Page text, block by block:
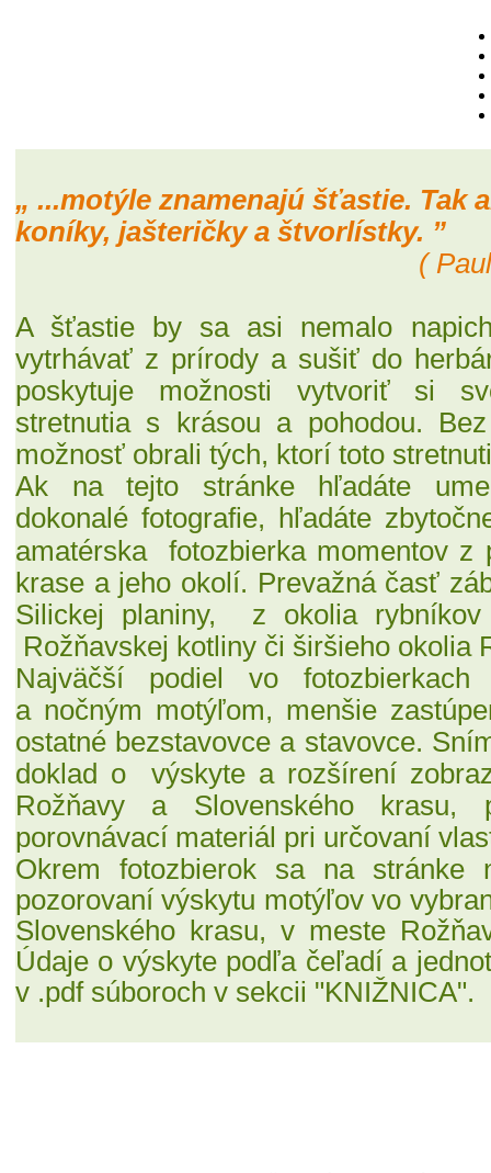
„ ...motýle znamenajú šťastie. Tak
koníky, jašteričky a štvorlístky. ”
(
A šťastie by sa asi nemalo
vytrhávať z prírody a sušiť do
poskytuje možnosti vytvoriť si
stretnutia s krásou a pohodou.
možnosť obrali tých, ktorí toto
Ak na tejto stránke
hľadáte
dokonalé fotografie,
hľadáte
amatérska fotozbierka momentov z
krase a jeho okolí. Prevažná časť
Silickej planiny, z okolia
Rožňavskej kotliny či širšieho okolia
Najväčší podiel
vo
a nočným motýľom, menšie
ostatné bezstavovce a stavovce.
doklad o
výskyte a rozšírení
Rožňavy a Slovenského krasu,
porovnávací materiál pri určovaní
Okrem fotozbierok sa na stránke
pozorovaní výskytu motýľov vo
Slovenského krasu, v meste
Údaje o výskyte podľa čeľadí a
v .pdf súboroch v sekcii "KNIŽNICA".